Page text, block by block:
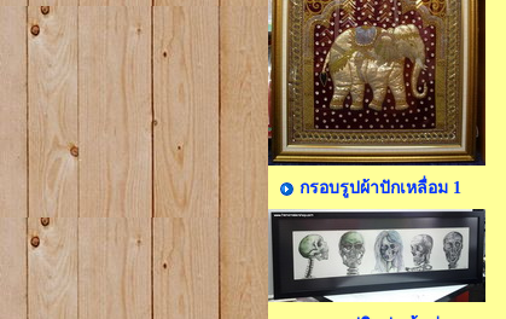
กรอบรูปผ้าปักเหลื่อม 1